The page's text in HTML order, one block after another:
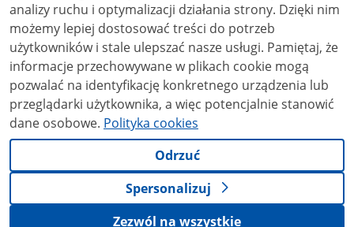
analizy ruchu i optymalizacji działania strony. Dzięki nim
możemy lepiej dostosować treści do potrzeb
użytkowników i stale ulepszać nasze usługi. Pamiętaj, że
informacje przechowywane w plikach cookie mogą
pozwalać na identyfikację konkretnego urządzenia lub
przeglądarki użytkownika, a więc potencjalnie stanowić
dane osobowe. Polityka cookies
Odrzuć
Spersonalizuj
Zezwól na wszystkie